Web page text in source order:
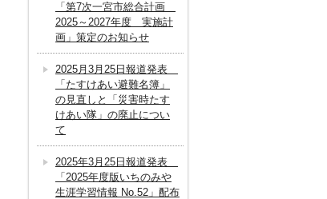
「第7次一宮市総合計画
2025～2027年度 実施計
画」策定のお知らせ
2025月3月25日報道発表
「たすけあい避難名簿」
の見直しと「災害時たす
けあい隊」の廃止につい
て
2025年3月25日報道発表
「2025年度版いちのみや
生涯学習情報 No.52」配布